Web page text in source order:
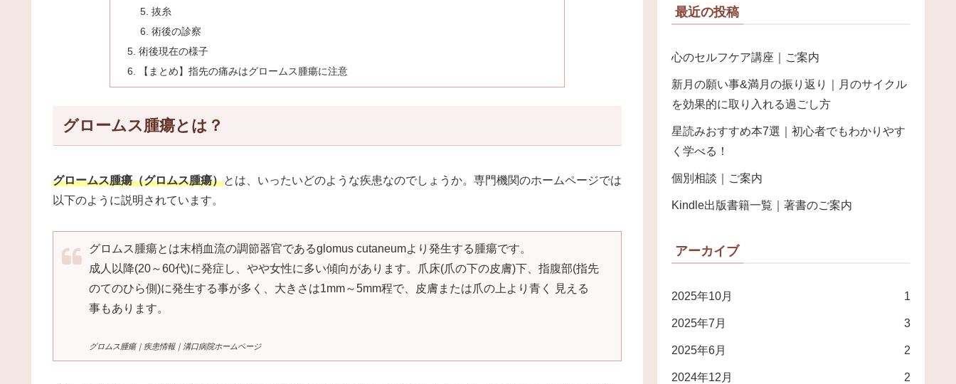
抜糸
術後の診察
術後現在の様子
【まとめ】指先の痛みはグロームス腫瘍に注意
グロームス腫瘍とは？
グロームス腫瘍（グロムス腫瘍）とは、いったいどのような疾患なのでしょうか。専門機関のホームページでは
以下のように説明されています。
グロムス腫瘍とは末梢血流の調節器官であるglomus cutaneumより発生する腫瘍です。
成人以降(20～60代)に発症し、やや女性に多い傾向があります。爪床(爪の下の皮膚)下、指腹部(指先
のてのひら側)に発生する事が多く、大きさは1mm～5mm程で、皮膚または爪の上より青く 見える
事もあります。
グロムス腫瘍｜疾患情報｜溝口病院ホームページ
最近の投稿
心のセルフケア講座｜ご案内
新月の願い事&満月の振り返り｜月のサイクル
を効果的に取り入れる過ごし方
星読みおすすめ本7選｜初心者でもわかりやす
く学べる！
個別相談｜ご案内
Kindle出版書籍一覧｜著書のご案内
アーカイブ
2025年10月 1
2025年7月 3
2025年6月 2
2024年12月 2